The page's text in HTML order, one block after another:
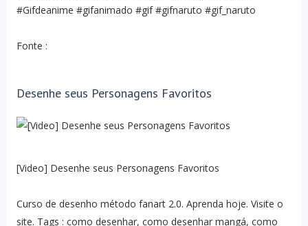
#Gifdeanime #gifanimado #gif #gifnaruto #gif_naruto
Fonte :
Desenhe seus Personagens Favoritos
[Video] Desenhe seus Personagens Favoritos
Curso de desenho método fanart 2.0. Aprenda hoje. Visite o
site. Tags : como desenhar, como desenhar mangá, como